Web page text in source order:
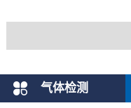
气体检测